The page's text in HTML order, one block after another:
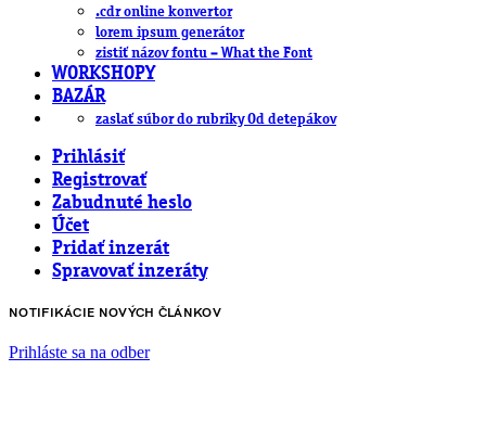
.cdr online konvertor
lorem ipsum generátor
zistiť názov fontu – What the Font
WORKSHOPY
BAZÁR
zaslať súbor do rubriky Od detepákov
Prihlásiť
Registrovať
Zabudnuté heslo
Účet
Pridať inzerát
Spravovať inzeráty
NOTIFIKÁCIE NOVÝCH ČLÁNKOV
Prihláste sa na odber